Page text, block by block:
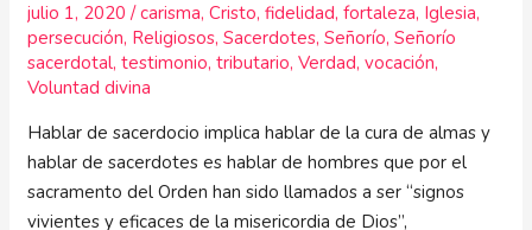
julio 1, 2020/carisma,Cristo,fidelidad,fortaleza, Iglesia,
persecución, Religiosos,Sacerdotes,Señorío,Señorío
sacerdotal,testimonio,tributario,Verdad,vocación,
Voluntad divina
Hablar de sacerdocio implica hablar de la cura de almas y
hablar de sacerdotes es hablar de hombres que por el
sacramento del Orden han sido llamados a ser “signos
vivientes y eficaces de la misericordia de Dios”,